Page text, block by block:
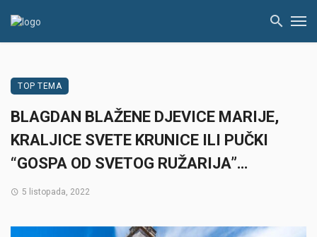
TOP TEMA
BLAGDAN BLAŽENE DJEVICE MARIJE,
KRALJICE SVETE KRUNICE ILI PUČKI
“GOSPA OD SVETOG RUŽARIJA”…
5 listopada, 2022